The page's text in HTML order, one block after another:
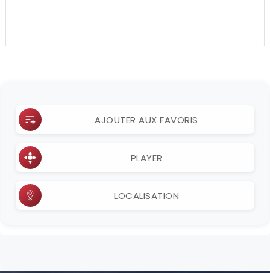
AJOUTER AUX FAVORIS
PLAYER
LOCALISATION